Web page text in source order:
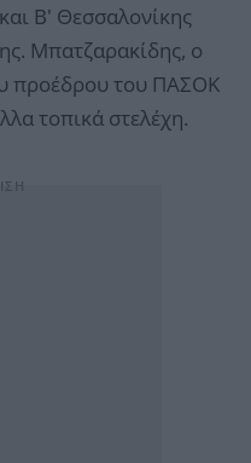
Β' Θεσσαλονίκης
Μπατζαρακίδης, ο
προέδρου του ΠΑΣΟΚ
τοπικά στελέχη.